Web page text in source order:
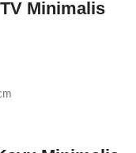
Minimalis